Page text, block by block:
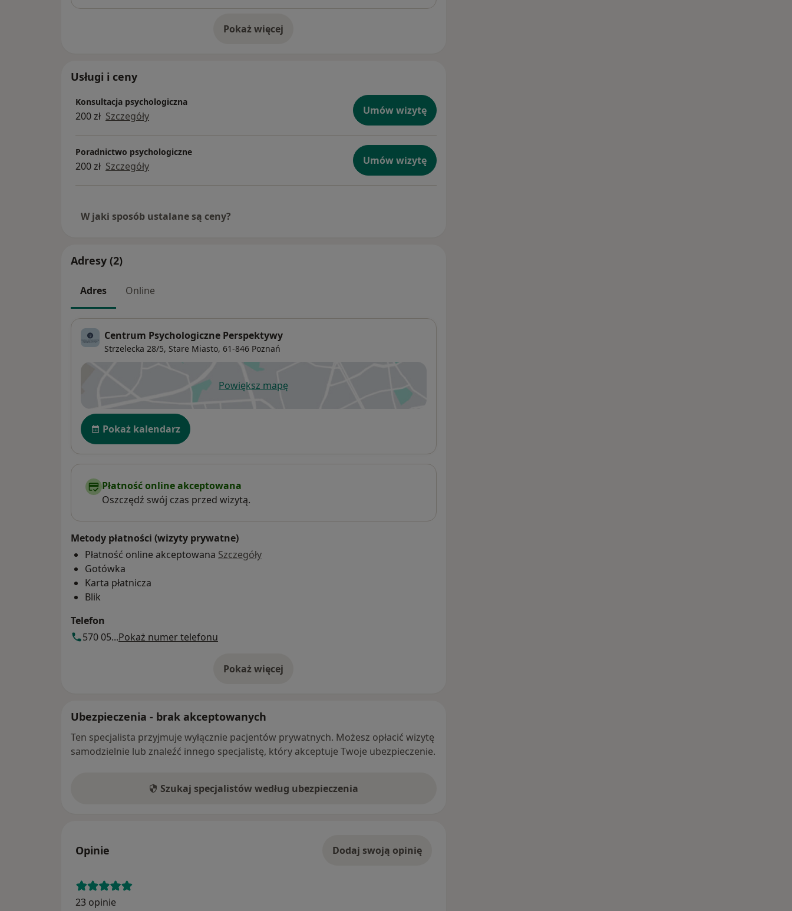
Pokaż więcejo doświadczeniu
Usługi i ceny
Konsultacja psychologiczna
200 zł Szczegóły Umów wizytę
Poradnictwo psychologiczne
200 zł Szczegóły Umów wizytę
W jaki sposób ustalane są ceny?
Adresy (2)
Adres Online
Centrum Psychologiczne Perspektywy
Strzelecka 28/5, Stare Miasto, 61-846 Poznań
Powiększ mapęotwiera się w nowej karcie
Dostępność
Pokaż kalendarz
Płatność online akceptowana
Oszczędź swój czas przed wizytą.
Metody płatności (wizyty prywatne)
Płatność online akceptowana Szczegóły
Gotówka
Karta płatnicza
Blik
Telefon
570 05...Pokaż numer telefonu
Pokaż więcej
o adresie
Ubezpieczenia - brak akceptowanych
Ten specjalista przyjmuje wyłącznie pacjentów prywatnych. Możesz opłacić wizytę
samodzielnie lub znaleźć innego specjalistę, który akceptuje Twoje ubezpieczenie.
Szukaj specjalistów według ubezpieczenia
Opinie Dodaj swoją opinię
23 opinie